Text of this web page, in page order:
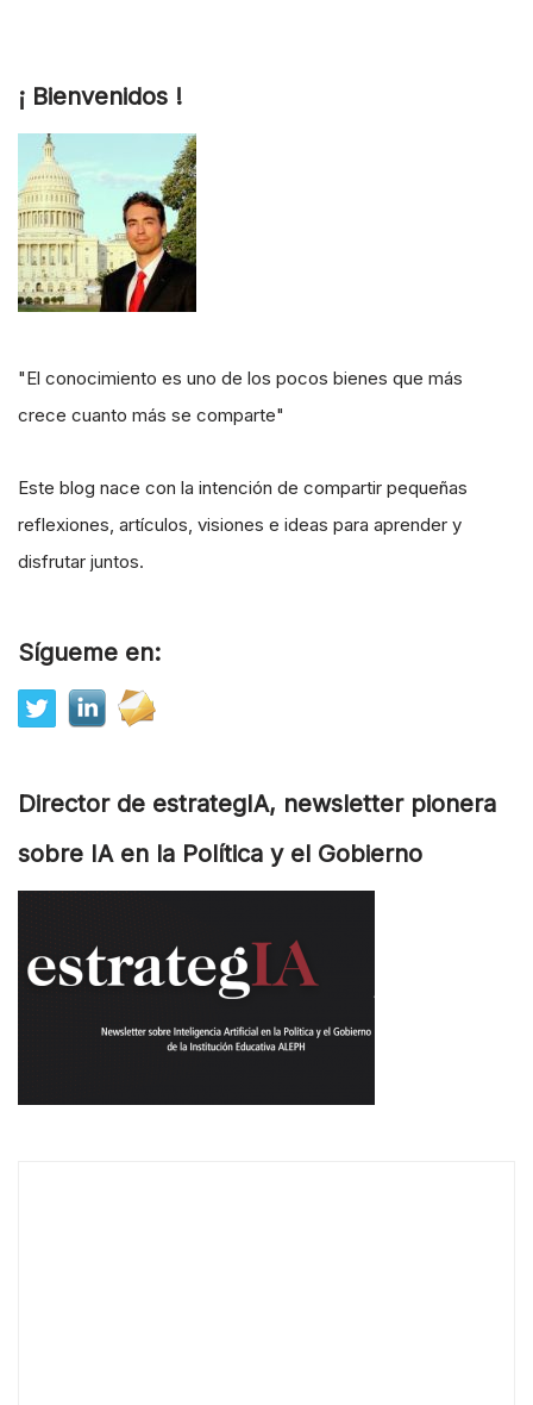
¡ Bienvenidos !
"El conocimiento es uno de los pocos bienes que más
crece cuanto más se comparte"
Este blog nace con la intención de compartir pequeñas
reflexiones, artículos, visiones e ideas para aprender y
disfrutar juntos.
Sígueme en:
Director de estrategIA, newsletter pionera
sobre IA en la Política y el Gobierno